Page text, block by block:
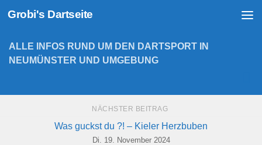
Zum Inhalt springen
Grobi's Dartseite
ALLE INFOS RUND UM DEN DARTSPORT IN
NEUMÜNSTER UND UMGEBUNG
NÄCHSTER BEITRAG
Was guckst du ?! – Kieler Herzbuben
Di. 19. November 2024